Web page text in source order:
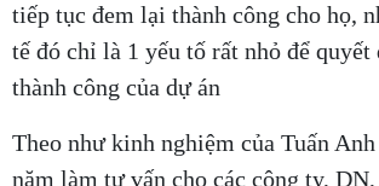
tiếp tục đem lại thành công cho họ,
tế đó chỉ là 1 yếu tố rất nhỏ để quyết
thành công của dự án
Theo như kinh nghiệm của Tuấn
năm làm tư vấn cho các công ty,